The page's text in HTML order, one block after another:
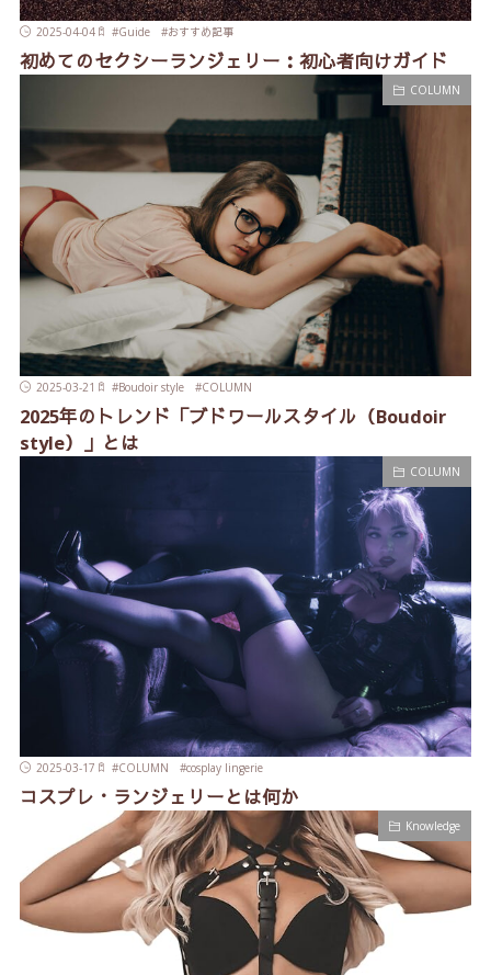
2025-04-04 #Guide #おすすめ記事
初めてのセクシーランジェリー：初心者向けガイド
COLUMN
2025-03-21 #Boudoir style #COLUMN
2025年のトレンド「ブドワールスタイル（Boudoir
style）」とは
COLUMN
2025-03-17 #COLUMN #cosplay lingerie
コスプレ・ランジェリーとは何か
Knowledge